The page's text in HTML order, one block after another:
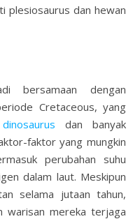
plesiosaurus dan hewan
bersamaan dengan
Cretaceous, yang
dinosaurusdan banyak
faktor yang mungkin
perubahan suhu
dalam laut. Meskipun
selama jutaan tahun,
warisan mereka terjaga